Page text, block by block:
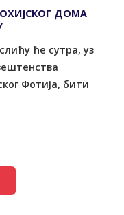
ДОМА
ће сутра, уз
Фотија, бити